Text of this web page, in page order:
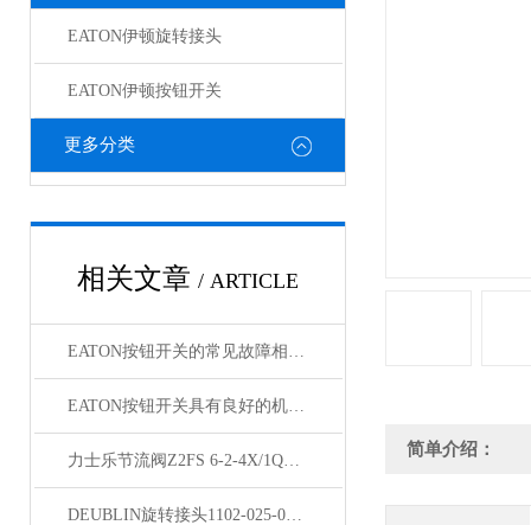
EATON伊顿旋转接头
EATON伊顿按钮开关
更多分类
相关文章 / ARTICLE
EATON按钮开关的常见故障相应解决方法介绍
EATON按钮开关具有良好的机械性能和电气性能
力士乐节流阀Z2FS 6-2-4X/1Q现货
DEUBLIN旋转接头1102-025-081全系列
简单介绍：